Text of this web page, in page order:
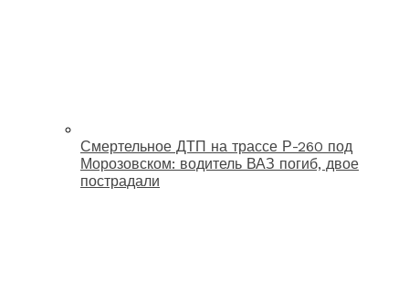
Смертельное ДТП на трассе Р-260 под
Морозовском: водитель ВАЗ погиб, двое
пострадали